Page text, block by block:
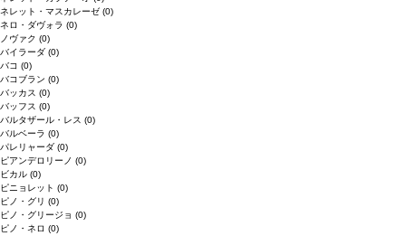
ネレット・マスカレーゼ (0)
ネロ・ダヴォラ (0)
ノヴァク (0)
バイラーダ (0)
バコ (0)
バコブラン (0)
バッカス (0)
バッフス (0)
バルタザール・レス (0)
バルベーラ (0)
パレリャーダ (0)
ピアンデロリーノ (0)
ビカル (0)
ピニョレット (0)
ピノ・グリ (0)
ピノ・グリージョ (0)
ピノ・ネロ (0)